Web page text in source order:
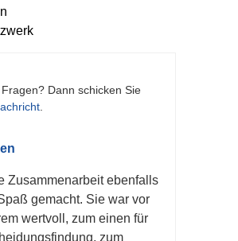
Dann schicken Sie
Zusammenarbeit ebenfalls
gemacht. Sie war vor
wertvoll, zum einen für
zum